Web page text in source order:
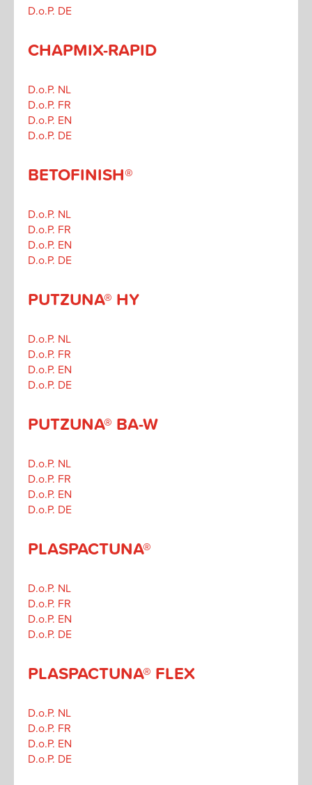
D.o.P. DE
CHAPMIX-RAPID
D.o.P. NL
D.o.P. FR
D.o.P. EN
D.o.P. DE
BETOFINISH®
D.o.P. NL
D.o.P. FR
D.o.P. EN
D.o.P. DE
PUTZUNA® HY
D.o.P. NL
D.o.P. FR
D.o.P. EN
D.o.P. DE
PUTZUNA® BA-W
D.o.P. NL
D.o.P. FR
D.o.P. EN
D.o.P. DE
PLASPACTUNA®
D.o.P. NL
D.o.P. FR
D.o.P. EN
D.o.P. DE
PLASPACTUNA® FLEX
D.o.P. NL
D.o.P. FR
D.o.P. EN
D.o.P. DE